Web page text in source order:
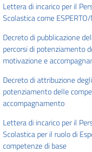
Lettera di incarico per il
Scolastica come
Decreto di pubblicazione
percorsi di potenziamento
motivazione e
Decreto di attribuzione
potenziamento delle
accompagnamento
Lettera di incarico per il
Scolastica per il ruolo di
competenze di base